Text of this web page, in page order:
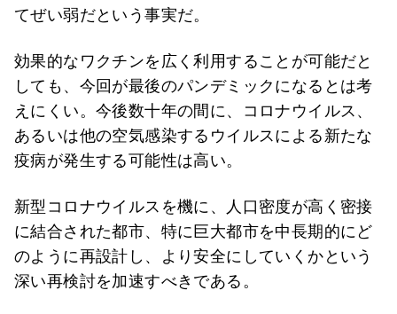
てぜい弱だという事実だ。
効果的なワクチンを広く利用することが可能だと
しても、今回が最後のパンデミックになるとは考
えにくい。今後数十年の間に、コロナウイルス、
あるいは他の空気感染するウイルスによる新たな
疫病が発生する可能性は高い。
新型コロナウイルスを機に、人口密度が高く密接
に結合された都市、特に巨大都市を中長期的にど
のように再設計し、より安全にしていくかという
深い再検討を加速すべきである。